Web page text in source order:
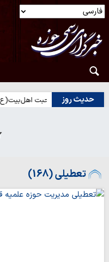
حدیث روز
شدن به محبت اهل‌بیت(ع)
تعطیلی (168)